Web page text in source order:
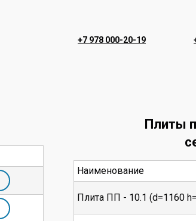
+7 978 000-20-19
Плиты
Наименование
Плита ПП - 10.1 (d=1160